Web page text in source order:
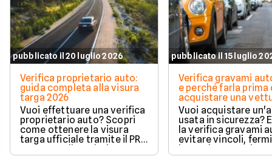
pubblicato il 20 luglio 2026
Verifica proprietario auto:
guida completa alla visura
targa 2026
Vuoi effettuare una verifica
proprietario auto? Scopri
come ottenere la visura
targa ufficiale tramite il PRA
per controllare dati e
pubblicato il 15 luglio
Verifica gravami
e perché farla prima
acquistare una
Vuoi acquistare
usata in sicurezza?
la verifica gravami
evitare vincoli,
ipoteche. Scopri